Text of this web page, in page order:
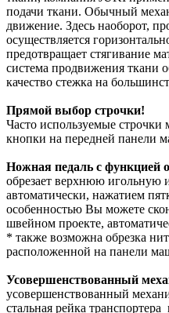
подачи ткани. Обычный
движение. Здесь наоборот,
осуществляется
предотвращает стягивание
система продвижения ткани
качество стежка на
Прямой выбор строчки!
Часто используемые
кнопки на передней панели
Ножная педаль с функцией
обрезает верхнюю
автоматически, нажатием
особенностью Вы можете
швейном проекте,
* также возможна обрезка
расположенной на панели
Усовершенствованный
усовершенствованный
стальная рейка